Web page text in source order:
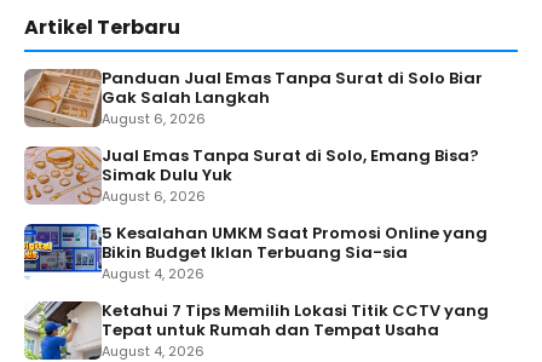
Artikel Terbaru
Panduan Jual Emas Tanpa Surat di Solo Biar
Gak Salah Langkah
August 6, 2026
Jual Emas Tanpa Surat di Solo, Emang Bisa?
Simak Dulu Yuk
August 6, 2026
5 Kesalahan UMKM Saat Promosi Online yang
Bikin Budget Iklan Terbuang Sia-sia
August 4, 2026
Ketahui 7 Tips Memilih Lokasi Titik CCTV yang
Tepat untuk Rumah dan Tempat Usaha
August 4, 2026